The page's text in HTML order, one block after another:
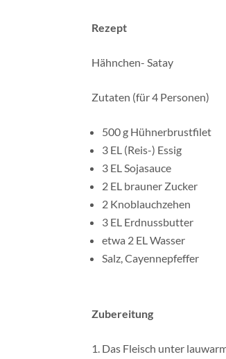
Rezept
Hähnchen- Satay
Zutaten (für 4 Personen)
500 g Hühnerbrustfilet
3 EL (Reis-) Essig
3 EL Sojasauce
2 EL brauner Zucker
2 Knoblauchzehen
3 EL Erdnussbutter
etwa 2 EL Wasser
Salz, Cayennepfeffer
Zubereitung
1. Das Fleisch unter